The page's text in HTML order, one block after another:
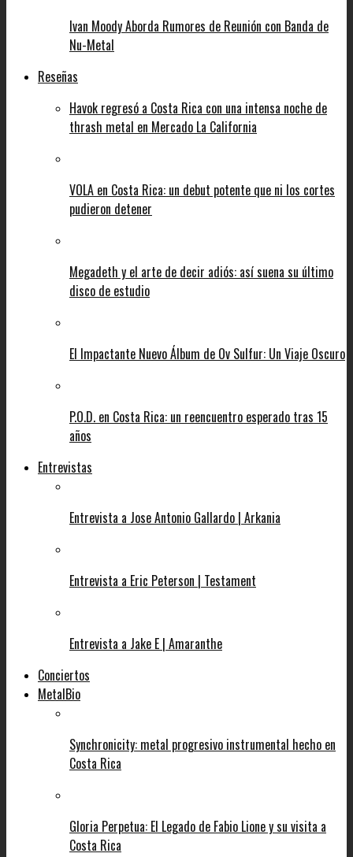
Ivan Moody Aborda Rumores de Reunión con Banda de
Nu-Metal
Reseñas
Havok regresó a Costa Rica con una intensa noche de
thrash metal en Mercado La California
VOLA en Costa Rica: un debut potente que ni los cortes
pudieron detener
Megadeth y el arte de decir adiós: así suena su último
disco de estudio
El Impactante Nuevo Álbum de Ov Sulfur: Un Viaje Oscuro
P.O.D. en Costa Rica: un reencuentro esperado tras 15
años
Entrevistas
Entrevista a Jose Antonio Gallardo | Arkania
Entrevista a Eric Peterson | Testament
Entrevista a Jake E | Amaranthe
Conciertos
MetalBio
Synchronicity: metal progresivo instrumental hecho en
Costa Rica
Gloria Perpetua: El Legado de Fabio Lione y su visita a
Costa Rica